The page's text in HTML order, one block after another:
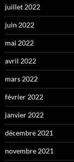
juillet 2022
juin 2022
mai 2022
avril 2022
mars 2022
février 2022
janvier 2022
décembre 2021
novembre 2021